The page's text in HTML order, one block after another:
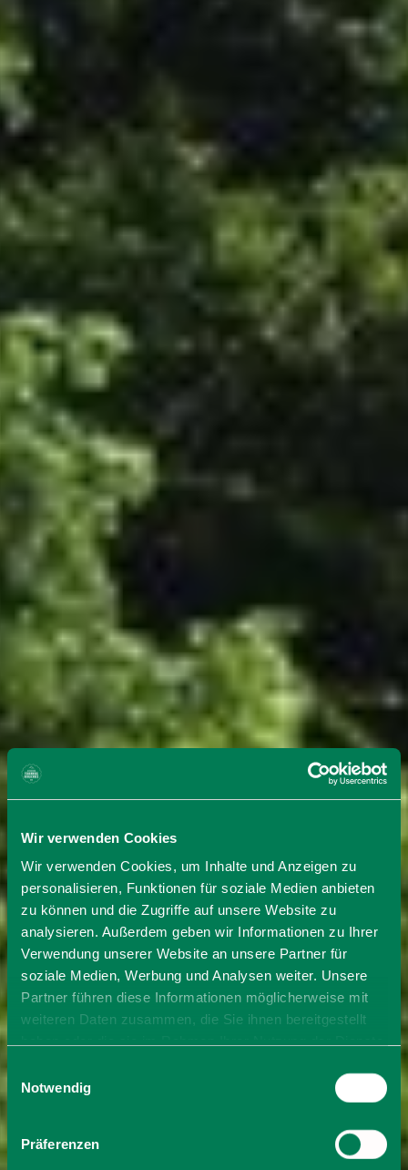
Wir verwenden Cookies
Wir verwenden Cookies, um Inhalte und Anzeigen zu
personalisieren, Funktionen für soziale Medien anbieten
zu können und die Zugriffe auf unsere Website zu
analysieren. Außerdem geben wir Informationen zu Ihrer
Verwendung unserer Website an unsere Partner für
soziale Medien, Werbung und Analysen weiter. Unsere
Partner führen diese Informationen möglicherweise mit
weiteren Daten zusammen, die Sie ihnen bereitgestellt
Cookies, wenn Sie unsere Webseite weiterhin nutzen.
Einwilligungsauswahl
Notwendig
Präferenzen